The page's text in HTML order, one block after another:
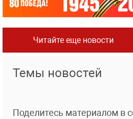
Читайте еще новости
Темы новостей
Поделитесь материалом в